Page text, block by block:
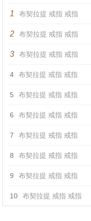
1 布契拉提 戒指 戒指
2 布契拉提 戒指 戒指
3 布契拉提 戒指 戒指
4 布契拉提 戒指 戒指
5 布契拉提 戒指 戒指
6 布契拉提 戒指 戒指
7 布契拉提 戒指 戒指
8 布契拉提 戒指 戒指
9 布契拉提 戒指 戒指
10 布契拉提 戒指 戒指